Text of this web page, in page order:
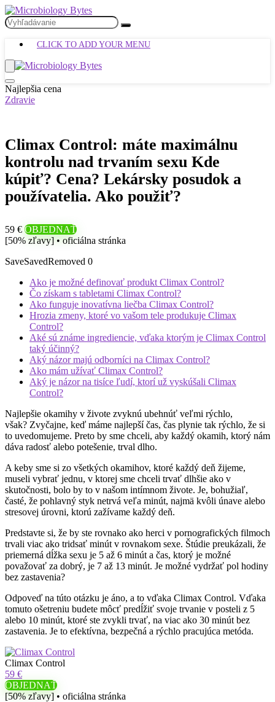
CLICK TO ADD YOUR MENU
Najlepšia cena
Zdravie
Climax Control: máte maximálnu
kontrolu nad trvaním sexu Kde
kúpiť? Cena? Lekársky posudok a
používatelia. Ako použiť?
59 € OBJEDNAŤ
[50% zľavy] • oficiálna stránka
SaveSavedRemoved 0
Ako je možné definovať produkt Climax Control?
Čo získam s tabletami Climax Control?
Ako funguje inovatívna liečba Climax Control?
Hrozia zmeny, ktoré vo vašom tele produkuje Climax
Control?
Aké sú známe ingrediencie, vďaka ktorým je Climax Control
taký účinný?
Aký názor majú odborníci na Climax Control?
Ako mám užívať Climax Control?
Aký je názor na tisíce ľudí, ktorí už vyskúšali Climax
Control?
Najlepšie okamihy v živote zvyknú ubehnúť veľmi rýchlo,
však? Zvyčajne, keď máme najlepší čas, čas plynie tak rýchlo, že si
to uvedomujeme. Preto by sme chceli, aby každý okamih, ktorý nám
dáva radosť alebo potešenie, trval dlho.
A keby sme si zo všetkých okamihov, ktoré každý deň žijeme,
museli vybrať jednu, v ktorej sme chceli trvať dlhšie ako v
skutočnosti, bolo by to v našom intímnom živote. Je, bohužiaľ,
časté, že pohlavný styk netrvá veľa minút, najmä kvôli únave alebo
stresovej úrovni, ktorú zažívame každý deň.
Predstavte si, že by ste rovnako ako herci v pornografických filmoch
trvali viac ako tridsať minút v rovnakom sexe. Štúdie preukázali, že
priemerná dĺžka sexu je 5 až 6 minút a čas, ktorý je možné
považovať za dobrý, je 7 až 13 minút. Je možné vydržať pol hodiny
bez zastavenia?
Odpoveď na túto otázku je áno, a to vďaka Climax Control. Vďaka
tomuto ošetreniu budete môcť predĺžiť svoje trvanie v posteli z 5
alebo 10 minút, ktoré ste zvykli trvať, na viac ako 30 minút bez
zastavenia. Je to efektívna, bezpečná a rýchlo pracujúca metóda.
Climax Control
59 €
OBJEDNAŤ
[50% zľavy] • oficiálna stránka